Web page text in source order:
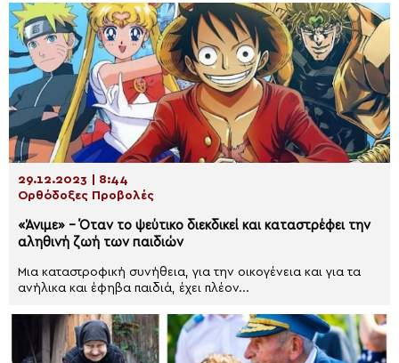
29.12.2023 | 8:44
Ορθόδοξες Προβολές
«Άνιμε» – Όταν το ψεύτικο διεκδικεί και καταστρέφει την
αληθινή ζωή των παιδιών
Μια καταστροφική συνήθεια, για την οικογένεια και για τα
ανήλικα και έφηβα παιδιά, έχει πλέον...